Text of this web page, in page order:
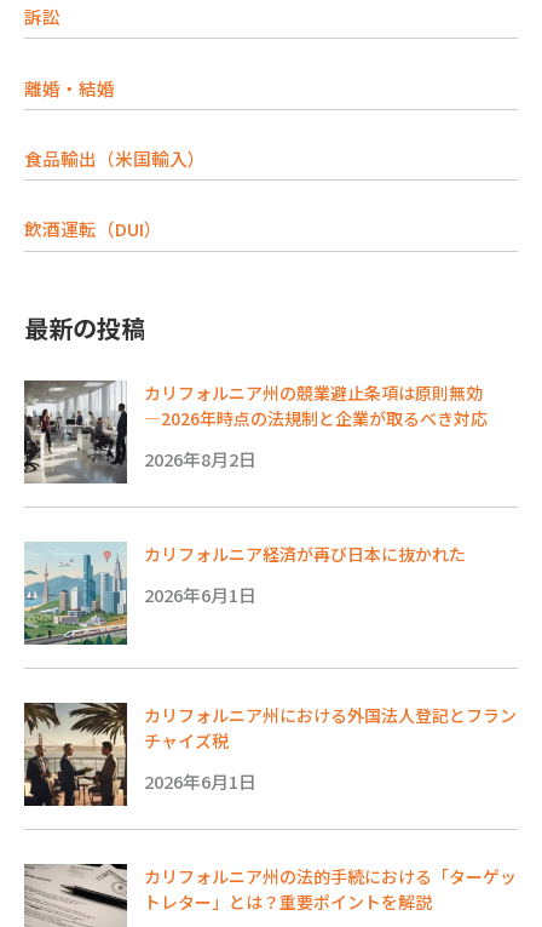
訴訟
離婚・結婚
食品輸出（米国輸入）
飲酒運転（DUI）
最新の投稿
カリフォルニア州の競業避止条項は原則無効
―2026年時点の法規制と企業が取るべき対応
2026年8月2日
カリフォルニア経済が再び日本に抜かれた
2026年6月1日
カリフォルニア州における外国法人登記とフラン
チャイズ税
2026年6月1日
カリフォルニア州の法的手続における「ターゲッ
トレター」とは？重要ポイントを解説